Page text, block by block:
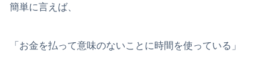
簡単に言えば、
「お金を払って意味のないことに時間を使っている」